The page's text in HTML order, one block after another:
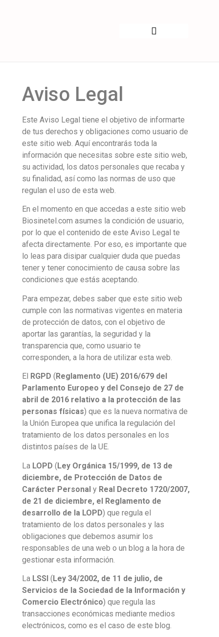
Aviso Legal
Este Aviso Legal tiene el objetivo de informarte
de tus derechos y obligaciones como usuario de
este sitio web. Aquí encontrarás toda la
información que necesitas sobre este sitio web,
su actividad, los datos personales que recaba y
su finalidad, así como las normas de uso que
regulan el uso de esta web.
En el momento en que accedas a este sitio web
Biosinetel.com asumes la condición de usuario,
por lo que el contenido de este Aviso Legal te
afecta directamente. Por eso, es importante que
lo leas para disipar cualquier duda que puedas
tener y tener conocimiento de causa sobre las
condiciones que estás aceptando.
Para empezar, debes saber que este sitio web
cumple con las normativas vigentes en materia
de protección de datos, con el objetivo de
aportar las garantías, la seguridad y la
transparencia que, como usuario te
corresponden, a la hora de utilizar esta web.
El RGPD ( Reglamento (UE) 2016/679 del
Parlamento Europeo y del Consejo de 27 de
abril de 2016 relativo a la protección de las
personas físicas) que es la nueva normativa de
la Unión Europea que unifica la regulación del
tratamiento de los datos personales en los
distintos países de la UE.
La LOPD (Ley Orgánica 15/1999, de 13 de
diciembre, de Protección de Datos de
Carácter Personal y Real Decreto 1720/2007,
de 21 de diciembre, el Reglamento de
desarrollo de la LOPD) que regula el
tratamiento de los datos personales y las
obligaciones que debemos asumir los
responsables de una web o un blog a la hora de
gestionar esta información.
La LSSI (Ley 34/2002, de 11 de julio, de
Servicios de la Sociedad de la Información y
Comercio Electrónico) que regula las
transacciones económicas mediante medios
electrónicos, como es el caso de este blog.